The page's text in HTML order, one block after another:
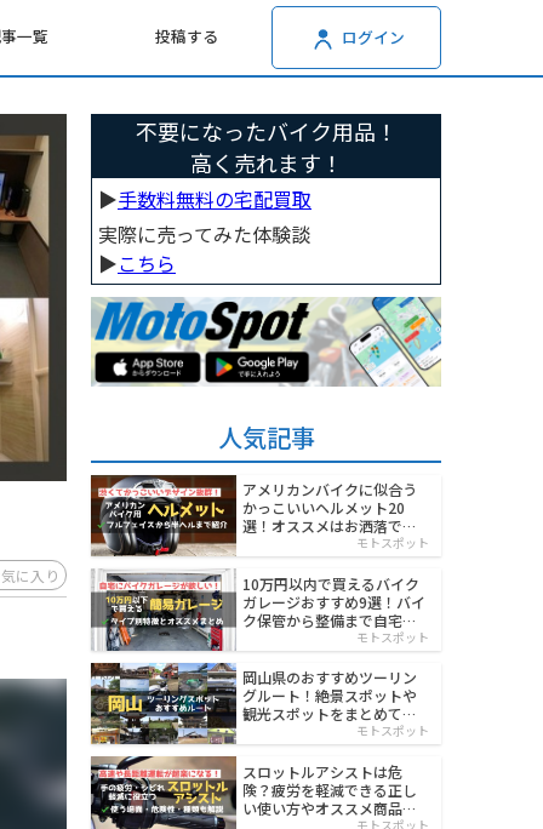
一覧 投稿する ログイン
に入り
不要になったバイク用品！
高く売れます！
▶︎手数料無料の宅配買取
実際に売ってみた体験談
▶︎こちら
人気記事
アメリカンバイクに似合う
かっこいいヘルメット20
選！オススメはお洒落でワ
モトスポット
10万円以内で買えるバイク
ガレージおすすめ9選！バイ
ク保管から整備まで自宅で
モトスポット
岡山県のおすすめツーリン
グルート！絶景スポットや
観光スポットをまとめて紹
モトスポット
スロットルアシストは危
険？疲労を軽減できる正し
い使い方やオススメ商品を
モトスポット